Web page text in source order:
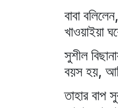
বাবা
খাওয়াইয়া
সুশীল
বয়স হয়,
তাহার বাপ